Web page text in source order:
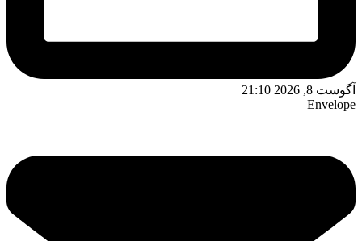
آگوست 8, 2026 21:10
Envelope